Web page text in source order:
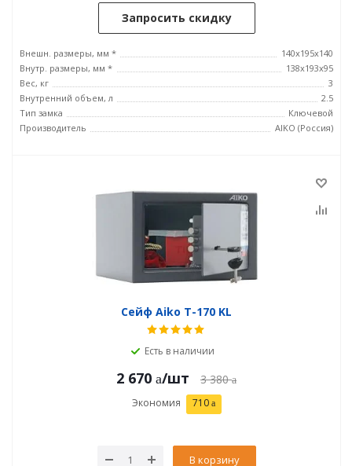
Запросить скидку
Внешн. размеры, мм *
140x195x140
Внутр. размеры, мм *
138x193x95
Вес, кг
3
Внутренний объем, л
2.5
Тип замка
Ключевой
Производитель
AIKO (Россия)
Сейф Aiko T-170 KL
Есть в наличии
2 670 /шт 3 380
Экономия 710
В корзину